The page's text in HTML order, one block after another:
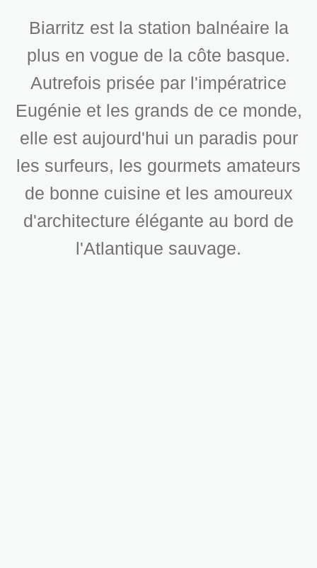
Biarritz est la station balnéaire la
plus en vogue de la côte basque.
Autrefois prisée par l'impératrice
Eugénie et les grands de ce monde,
elle est aujourd'hui un paradis pour
les surfeurs, les gourmets amateurs
de bonne cuisine et les amoureux
d'architecture élégante au bord de
l'Atlantique sauvage.